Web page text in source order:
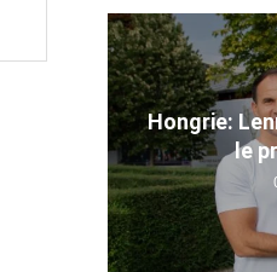
Hongrie:
le